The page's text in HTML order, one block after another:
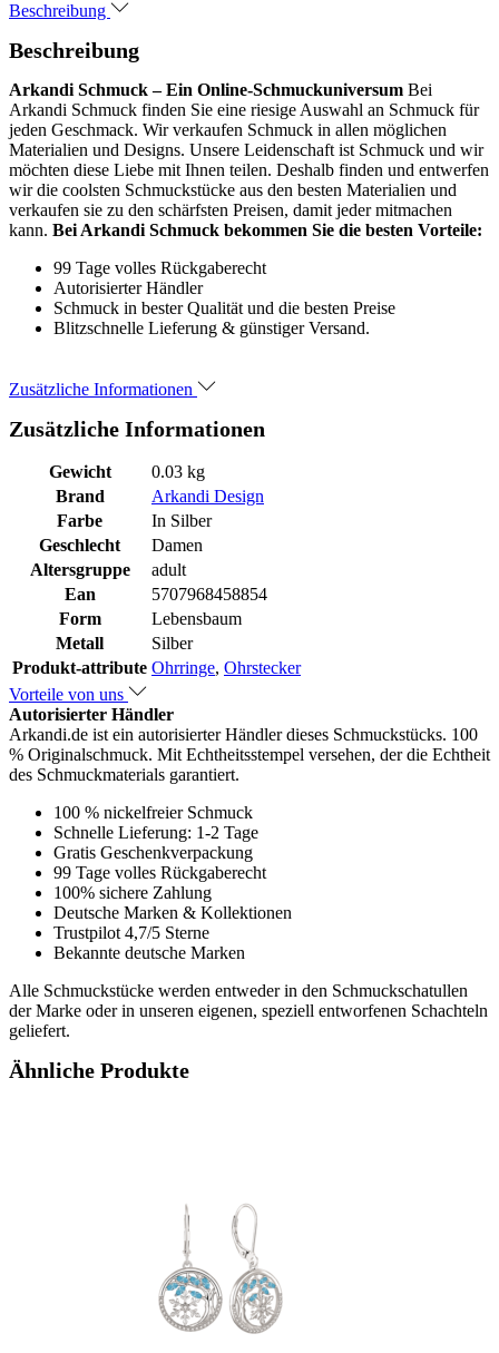
Beschreibung
Beschreibung
Arkandi Schmuck – Ein Online-Schmuckuniversum Bei
Arkandi Schmuck finden Sie eine riesige Auswahl an Schmuck für
jeden Geschmack. Wir verkaufen Schmuck in allen möglichen
Materialien und Designs. Unsere Leidenschaft ist Schmuck und wir
möchten diese Liebe mit Ihnen teilen. Deshalb finden und entwerfen
wir die coolsten Schmuckstücke aus den besten Materialien und
verkaufen sie zu den schärfsten Preisen, damit jeder mitmachen
kann. Bei Arkandi Schmuck bekommen Sie die besten Vorteile:
99 Tage volles Rückgaberecht
Autorisierter Händler
Schmuck in bester Qualität und die besten Preise
Blitzschnelle Lieferung & günstiger Versand.
Zusätzliche Informationen
Zusätzliche Informationen
Gewicht
0.03 kg
Brand
Arkandi Design
Farbe
In Silber
Geschlecht
Damen
Altersgruppe
adult
Ean
5707968458854
Form
Lebensbaum
Metall
Silber
Produkt-attribute Ohrringe, Ohrstecker
Vorteile von uns
Autorisierter Händler
Arkandi.de ist ein autorisierter Händler dieses Schmuckstücks. 100
% Originalschmuck. Mit Echtheitsstempel versehen, der die Echtheit
des Schmuckmaterials garantiert.
100 % nickelfreier Schmuck
Schnelle Lieferung: 1-2 Tage
Gratis Geschenkverpackung
99 Tage volles Rückgaberecht
100% sichere Zahlung
Deutsche Marken & Kollektionen
Trustpilot 4,7/5 Sterne
Bekannte deutsche Marken
Alle Schmuckstücke werden entweder in den Schmuckschatullen
der Marke oder in unseren eigenen, speziell entworfenen Schachteln
geliefert.
Ähnliche Produkte